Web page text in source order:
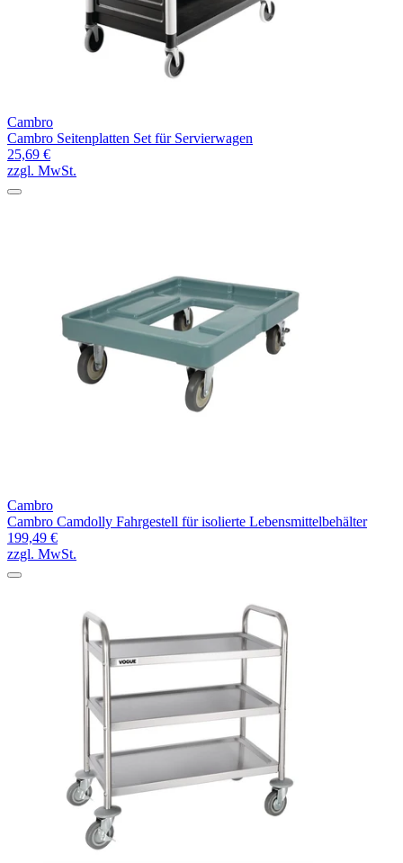
Cambro
Cambro Seitenplatten Set für Servierwagen
25,69 €
zzgl. MwSt.
Cambro
Cambro Camdolly Fahrgestell für isolierte Lebensmittelbehälter
199,49 €
zzgl. MwSt.